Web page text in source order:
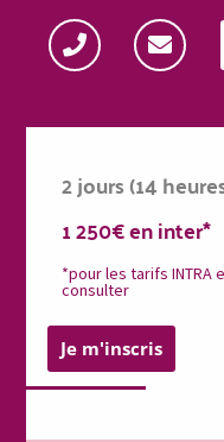
2 jours (14
1 250€ en inter*
*pour les tarifs INTRA
consulter
Je m'inscris